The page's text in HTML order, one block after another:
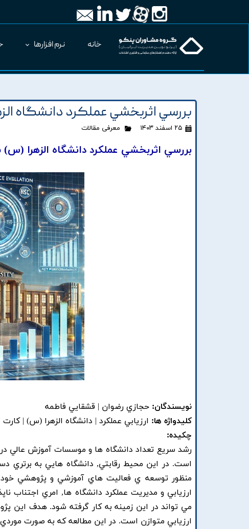
خانه نرم افزارها
بررسي اثربخشي عملکرد دانشگاه
۲۵ اسفند ۱۴۰۳ معرفی مقالات
بررسي اثربخشي عملکرد دانشگاه الزهرا (س)
نویسندگان: حجازي رضوان | قشقايي فاطمه
کلیدواژه ها: ارزيابي عملکرد | دانشگاه الزهرا (س) | کارت
چکیده:
رشد سريع تعداد دانشگاه ها و موسسات آموزش
است. در اين محيط رقابتي, دانشگاه هايي به برتري
منظور توسعه ي فعاليت هاي آموزشي و پژوهشي خود
ارزيابي و مديريت عملکرد دانشگاه ها, امري اجتناب
مي تواند در اين زمينه به کار گرفته شود. هدف اين